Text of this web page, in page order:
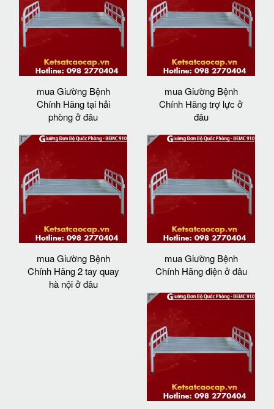
mua Giường Bệnh
Chính Hãng tại hải
phòng ở đâu
mua Giường Bệnh
Chính Hãng trợ lực ở
đâu
mua Giường Bệnh
Chính Hãng 2 tay quay
hà nội ở đâu
mua Giường Bệnh
Chính Hãng điện ở đâu